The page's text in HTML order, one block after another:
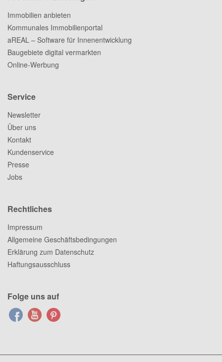
Immobilien anbieten
Kommunales Immobilienportal
aREAL – Software für Innenentwicklung
Baugebiete digital vermarkten
Online-Werbung
Service
Newsletter
Über uns
Kontakt
Kundenservice
Presse
Jobs
Rechtliches
Impressum
Allgemeine Geschäftsbedingungen
Erklärung zum Datenschutz
Haftungsausschluss
Folge uns auf